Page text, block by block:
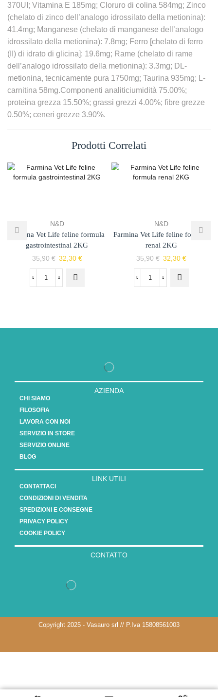
370UI; Vitamina E 185mg; Cloruro di colina 584mg; Zinco
(chelato di zinco dell’analogo idrossilato della metionina):
41.4mg; Manganese (chelato di manganese dell’analogo
idrossilato della metionina): 7.8mg; Ferro [chelato di ferro
(II) di idrato di glicina]: 19.6mg; Rame (chelato di rame
dell’analogo idrossilato della metionina): 3.3mg; DL-
metionina, tecnicamente pura 1750mg; Taurina 935mg; L-
carnitina 58mg.Componenti analiticiumidità 75.00%;
proteina grezza 15.50%; grassi grezzi 4.00%; fibre grezze
0.50%; ceneri grezze 3.90%.
Prodotti Correlati
N&D
Farmina Vet Life feline formula
gastrointestinal 2KG
35,90€ 32,30 €
N&D
Farmina Vet Life feline formula
renal 2KG
35,90€ 32,30 €
AZIENDA
CHI SIAMO
FILOSOFIA
LAVORA CON NOI
SERVIZIO IN STORE
SERVIZIO ONLINE
BLOG
LINK UTILI
CONTATTACI
CONDIZIONI DI VENDITA
SPEDIZIONI E CONSEGNE
PRIVACY POLICY
COOKIE POLICY
CONTATTO
Copyright 2025 - Vasauro srl // P.Iva 15808561003